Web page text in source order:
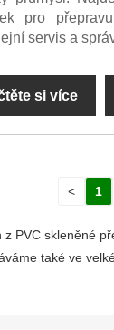
pro
servis a
si více
< 1
PVC skleněné
také ve